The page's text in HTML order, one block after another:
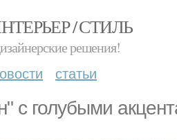
/ СТИЛЬ
решения!
статьи
с голубыми